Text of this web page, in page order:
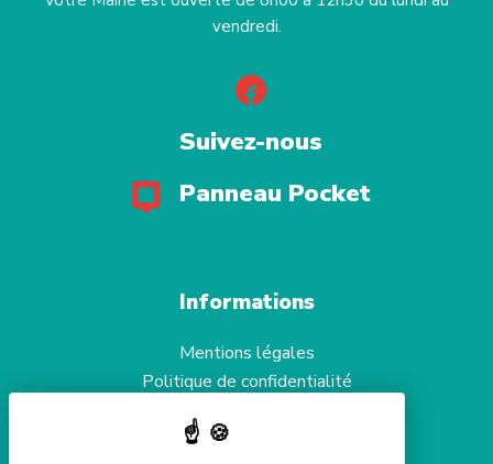
vendredi.
Suivez-nous
Panneau Pocket
Informations
Mentions légales
Politique de confidentialité
Gestion des cookies